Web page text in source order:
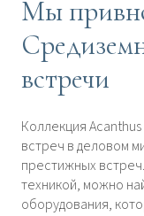
Мы
встречи
Коллекция
встреч в деловом
престижных
техникой, можно
оборудования,